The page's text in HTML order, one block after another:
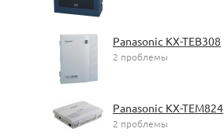
Panasonic KX-TEB308
2 проблемы
Panasonic KX-TEM824
2 проблемы